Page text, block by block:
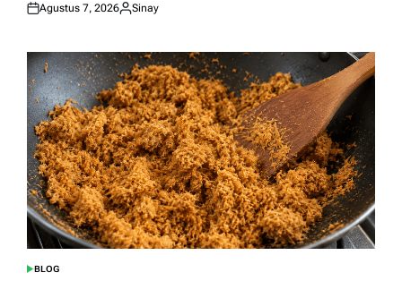
Posted
Agustus 7, 2026
Posted
Sinay
POSTED
BLOG